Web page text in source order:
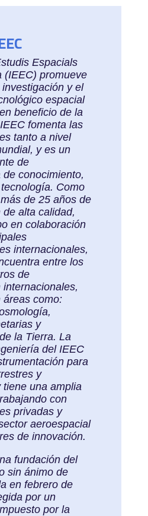
Espacials
(IEEC) promueve
y el
espacial
beneficio de la
fomenta las
tanto a nivel
y es un
de
conocimiento,
Como
de 25 años de
alta calidad,
en colaboración
internacionales,
entre los
de
áreas como:
y
la Tierra. La
del IEEC
para
y
una amplia
con
privadas y
aeroespacial
de innovación.
fundación del
sin ánimo de
en febrero de
por un
por la